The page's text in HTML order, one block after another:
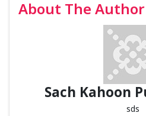
About The Author
Sach Kahoon
sds